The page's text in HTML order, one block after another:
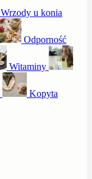
Wrzody u konia
Odporność
Witaminy
Kopyta